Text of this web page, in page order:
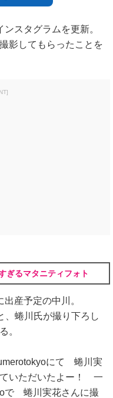
スタグラムを更新。
影してもらったことを
ぎるマタニティフォト
産予定の中川。
、蜷川氏が撮り下ろし
。
にて 蜷川実
いただいたよー！ 一
で 蜷川実花さんに撮